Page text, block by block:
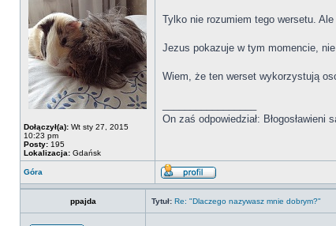
Dołączył(a): Wt sty 27, 2015
10:23 pm
Posty: 195
Lokalizacja: Gdańsk
Tylko nie rozumiem tego wersetu.
Jezus pokazuje w tym momencie,
Wiem, że ten werset wykorzystują
On zaś odpowiedział:
Góra
ppajda Tytuł: Re: "Dlaczego nazywasz mnie dobrym?"